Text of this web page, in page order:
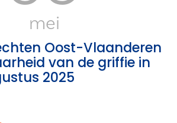
mei
Oost-Vlaanderen
van de griffie in
2025